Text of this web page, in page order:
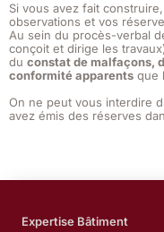
Si vous avez fait
observations et vos
Au sein du procès-verbal
conçoit et dirige les
du constat de malfaçons,
conformité apparents que
On ne peut vous interdire
avez émis des réserves
Expertise Bâtiment